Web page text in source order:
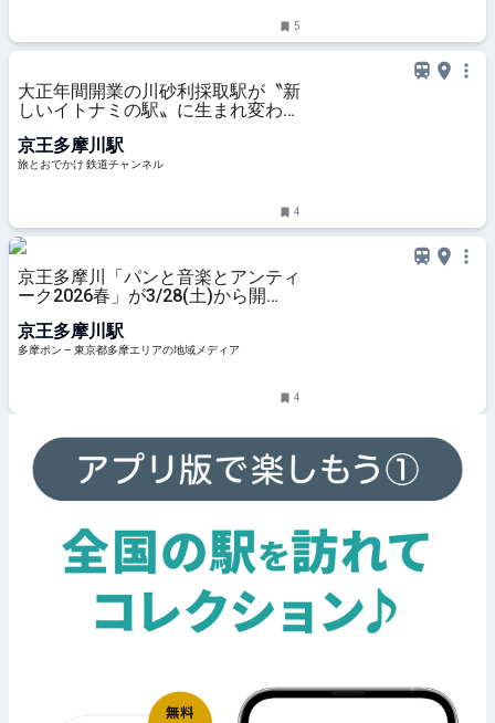
5
大正年間開業の川砂利採取駅が〝新
しいイトナミの駅〟に生まれ変わ
京都調布市）【コラム】 | 旅とおで
かけ 鉄道チャンネル
京王多摩川駅
旅とおでかけ 鉄道チャンネル
4
京王多摩川「パンと音楽とアンティ
ーク2026春」が3/28(土)から開
京王多摩川駅
多摩ポン – 東京都多摩エリアの地域メディア
4